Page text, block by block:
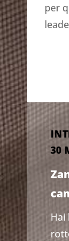
per
30
Hai